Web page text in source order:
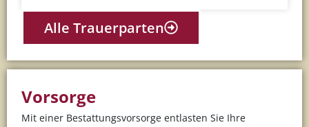
Alle Trauerparten
Vorsorge
Mit einer Bestattungsvorsorge entlasten Sie Ihre